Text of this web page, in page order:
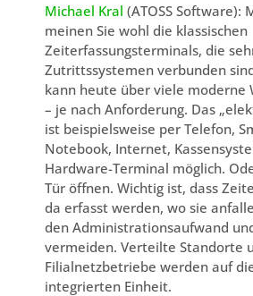
Michael Kral (ATOSS Software):
meinen Sie wohl die klassischen
Zeiterfassungsterminals, die
Zutrittssystemen verbunden
kann heute über viele moderne
– je nach Anforderung. Das
ist beispielsweise per Telefon,
Notebook, Internet,
Hardware-Terminal möglich.
Tür öffnen. Wichtig ist, dass
da erfasst werden, wo sie
den Administrationsaufwand
vermeiden. Verteilte Standorte
Filialnetzbetriebe werden auf
integrierten Einheit.